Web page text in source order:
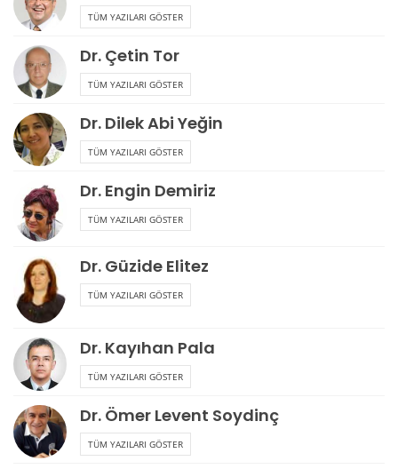
TÜM YAZILARI GÖSTER
Dr. Çetin Tor
TÜM YAZILARI GÖSTER
Dr. Dilek Abi Yeğin
TÜM YAZILARI GÖSTER
Dr. Engin Demiriz
TÜM YAZILARI GÖSTER
Dr. Güzide Elitez
TÜM YAZILARI GÖSTER
Dr. Kayıhan Pala
TÜM YAZILARI GÖSTER
Dr. Ömer Levent Soydinç
TÜM YAZILARI GÖSTER